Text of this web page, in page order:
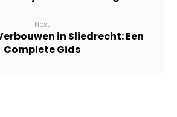
Next
in Sliedrecht: Een
Complete Gids